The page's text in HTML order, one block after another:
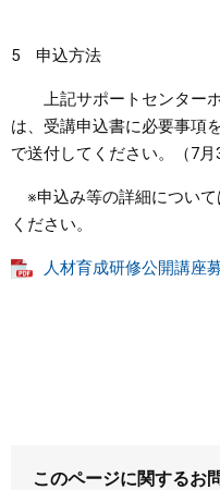
5 申込方法
上記サポートセンターホ
は、受講申込書に必要事項
で送付してください。（7月
※申込み等の詳細について
ください。
人材育成研修公開講座
このページに関するお